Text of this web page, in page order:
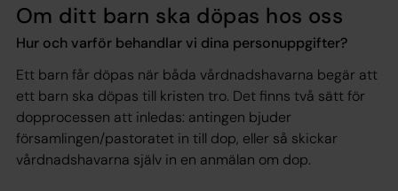
Om ditt barn ska döpas hos oss
Hur och varför behandlar vi dina personuppgifter?
Ett barn får döpas när båda vårdnadshavarna begär att
ett barn ska döpas till kristen tro. Det finns två sätt för
dopprocessen att inledas: antingen bjuder
församlingen/pastoratet in till dop, eller så skickar
vårdnadshavarna själv in en anmälan om dop.